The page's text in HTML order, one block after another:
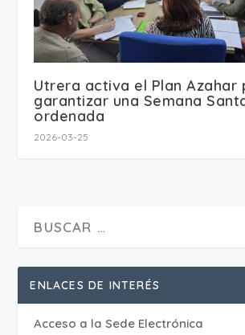
Utrera activa el Plan Azahar
garantizar una Semana
ordenada
2026-03-25
ENLACES DE INTERÉS
Acceso a la Sede Electrónica